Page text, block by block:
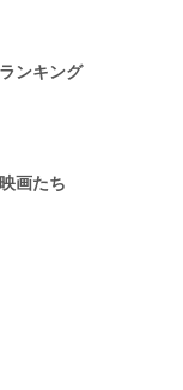
ンキング
画たち